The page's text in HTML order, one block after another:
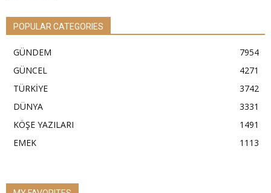
POPULAR CATEGORIES
GÜNDEM
7954
GÜNCEL
4271
TÜRKİYE
3742
DÜNYA
3331
KÖŞE YAZILARI
1491
EMEK
1113